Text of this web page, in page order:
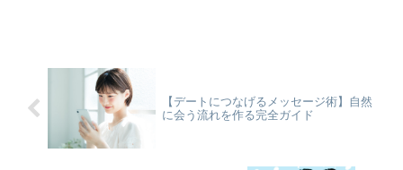
【デートにつなげるメッセージ術】自然
に会う流れを作る完全ガイド